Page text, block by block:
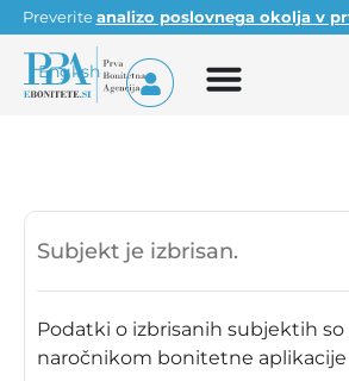
Preveriteanalizo poslovnega okolja v
English
Subjekt je izbrisan.
Podatki o izbrisanih subjektih so
naročnikom bonitetne aplikacije